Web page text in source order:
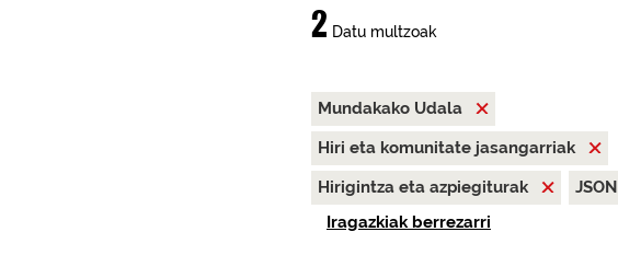
2 Datu multzoak
Mundakako Udala
Hiri eta komunitate jasangarriak
Hirigintza eta azpiegiturak
JSON
Iragazkiak berrezarri